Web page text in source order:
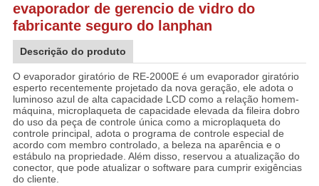
POLÍTICA
DE
PRIVACIDADE
evaporador de gerencio de vidro do
fabricante seguro do lanphan
Descrição do produto
O evaporador giratório de RE-2000E é um evaporador giratório
esperto recentemente projetado da nova geração, ele adota o
luminoso azul de alta capacidade LCD como a relação homem-
máquina, microplaqueta de capacidade elevada da fileira dobro
do uso da peça de controle única como a microplaqueta do
controle principal, adota o programa de controle especial de
acordo com membro controlado, a beleza na aparência e o
estábulo na propriedade. Além disso, reservou a atualização do
conector, que pode atualizar o software para cumprir exigências
do cliente.